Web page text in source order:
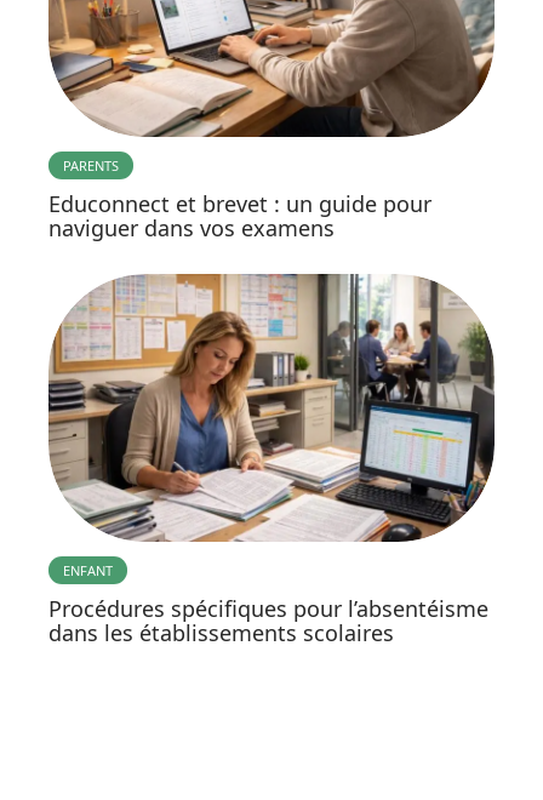
PARENTS
Educonnect et brevet : un guide pour
naviguer dans vos examens
ENFANT
Procédures spécifiques pour l’absentéisme
dans les établissements scolaires